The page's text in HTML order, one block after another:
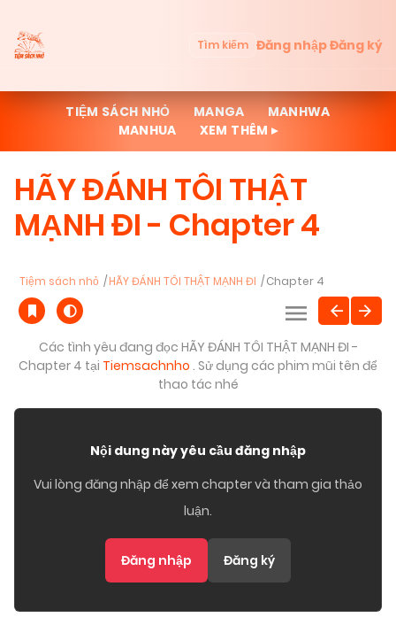
Tìm kiếm Đăng nhậpĐăng ký
TIỆM SÁCH NHỎ MANGA
MANHWA
MANHUA
XEM THÊM ▸
HÃY ĐÁNH TÔI THẬT
MẠNH ĐI - Chapter 4
Tiệm sách nhỏ HÃY ĐÁNH TÔI THẬT MẠNH ĐI Chapter 4
Các tình yêu đang đọc HÃY ĐÁNH TÔI THẬT MẠNH ĐI -
Chapter 4 tại Tiemsachnho . Sử dụng các phim mũi tên để
thao tác nhé
Nội dung này yêu cầu đăng nhập
Vui lòng đăng nhập để xem chapter và tham gia thảo
luận.
Đăng nhập Đăng ký